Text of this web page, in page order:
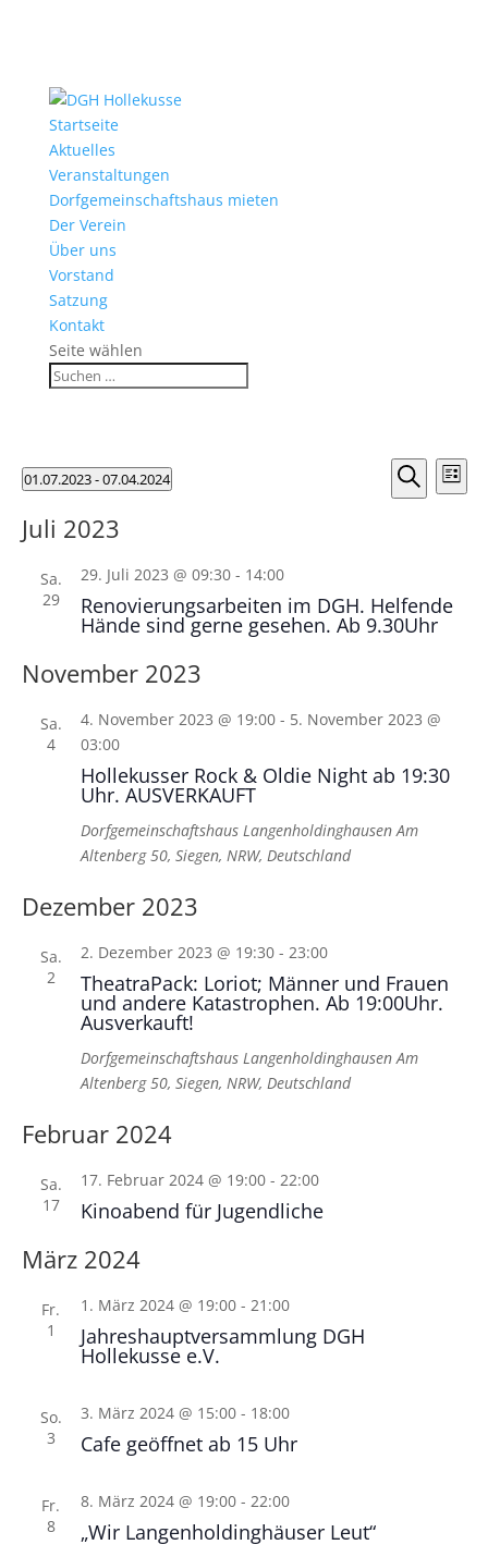
Startseite
Aktuelles
Veranstaltungen
Dorfgemeinschaftshaus mieten
Der Verein
Über uns
Vorstand
Satzung
Kontakt
Seite wählen
Veranstaltungen
Suche
Suche
Liste
01.07.2023 - 07.04.2024
wählen.
Juli 2023
Sa.
29
Renovierungsarbeiten im DGH. Helfende
Hände sind gerne gesehen. Ab 9.30Uhr
29. Juli 2023 @ 09:30- 14:00
November 2023
Sa.
4
Hollekusser Rock & Oldie Night ab 19:30
Uhr. AUSVERKAUFT
4. November 2023 @ 19:00- 5. November 2023 @
03:00
Dorfgemeinschaftshaus LangenholdinghausenAm
Altenberg 50, Siegen, NRW, Deutschland
Dezember 2023
Sa.
2
TheatraPack: Loriot; Männer und Frauen
und andere Katastrophen. Ab 19:00Uhr.
Ausverkauft!
2. Dezember 2023 @ 19:30- 23:00
Dorfgemeinschaftshaus LangenholdinghausenAm
Altenberg 50, Siegen, NRW, Deutschland
Februar 2024
Sa.
17
Kinoabend für Jugendliche
17. Februar 2024 @ 19:00- 22:00
März 2024
Fr.
1
Jahreshauptversammlung DGH
Hollekusse e.V.
1. März 2024 @ 19:00- 21:00
So.
3
Cafe geöffnet ab 15 Uhr
3. März 2024 @ 15:00- 18:00
Fr.
8
„Wir Langenholdinghäuser Leut“
8. März 2024 @ 19:00- 22:00